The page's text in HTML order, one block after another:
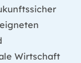
Wirtschaft